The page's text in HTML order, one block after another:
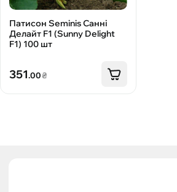
Патисон Seminis Санні
Делайт F1 (Sunny Delight
F1) 100 шт
351.00₴